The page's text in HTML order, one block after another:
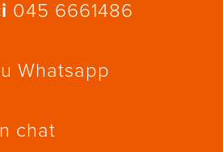
045 6661486
Whatsapp
chat